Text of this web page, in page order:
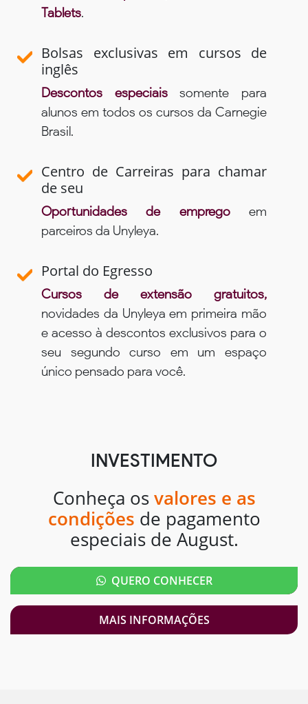
Tablets.
Bolsas exclusivas em cursos de
inglês
Descontos especiaissomente para
alunos em todos os cursos da Carnegie
Brasil.
Centro de Carreiras para chamar
de seu
Oportunidades de empregoem
parceiros da Unyleya.
Portal do Egresso
Cursos de extensão gratuitos,
novidades da Unyleya em primeira mão
e acesso à descontos exclusivos para o
seu segundo curso em um espaço
único pensado para você.
INVESTIMENTO
Conheça os valores e as
condições de pagamento
especiais de August.
QUERO CONHECER
MAIS INFORMAÇÕES